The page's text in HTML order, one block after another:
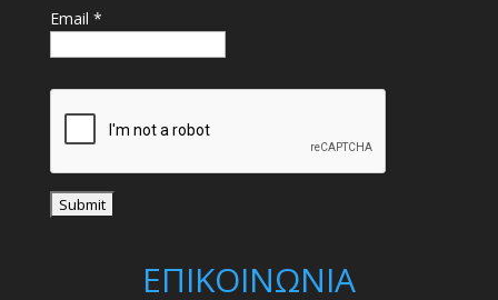
Email *
ΕΠΙΚΟΙΝΩΝΙΑ